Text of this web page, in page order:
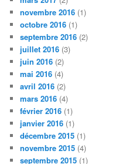
novembre 2016 (1)
octobre 2016 (1)
septembre 2016 (2)
juillet 2016 (3)
juin 2016 (2)
mai 2016 (4)
avril 2016 (2)
mars 2016 (4)
février 2016 (1)
janvier 2016 (1)
décembre 2015 (1)
novembre 2015 (4)
septembre 2015 (1)